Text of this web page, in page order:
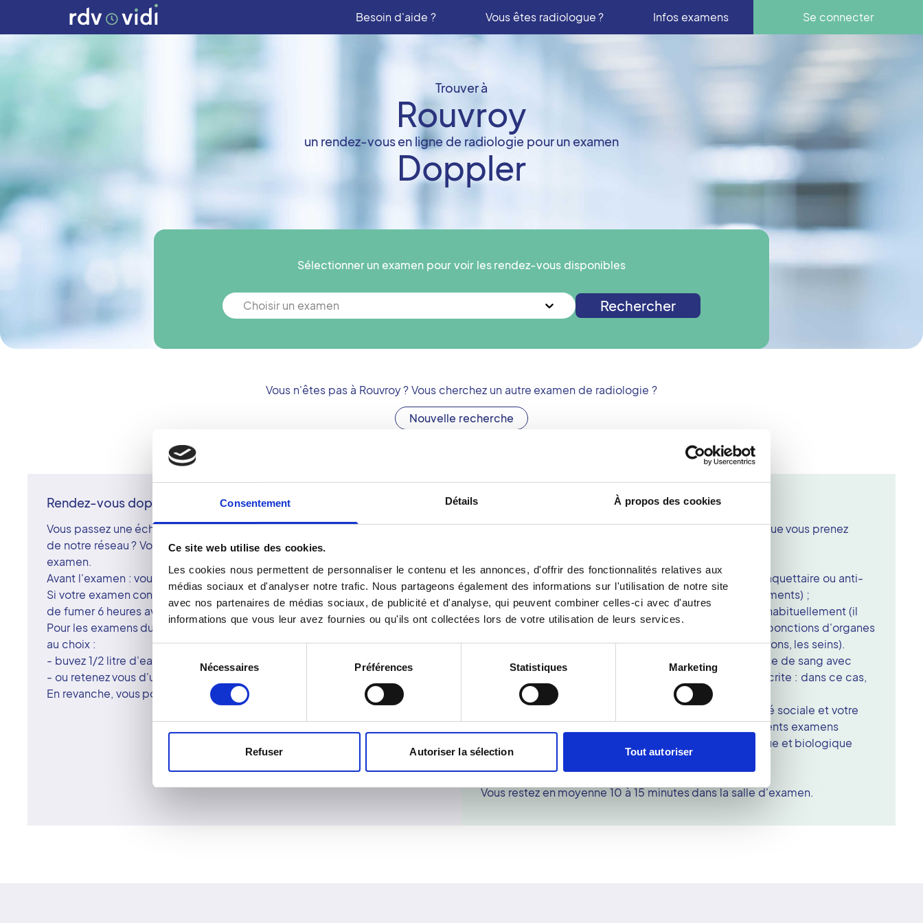
Consentement Détails À propos des cookies
Ce site web utilise des cookies.
Les cookies nous permettent de personnaliser le contenu et les annonces, d'offrir des fonctionnalités relatives aux
médias sociaux et d'analyser notre trafic. Nous partageons également des informations sur l'utilisation de notre site
avec nos partenaires de médias sociaux, de publicité et d'analyse, qui peuvent combiner celles-ci avec d'autres
informations que vous leur avez fournies ou qu'ils ont collectées lors de votre utilisation de leurs services.
consentement
Nécessaires Préférences Statistiques Marketing
Refuser Autoriser la sélection Tout autoriser
Besoin d'aide ? Vous êtes radiologue ? Infos examens Se connecter
Trouver à
Rouvroy
un rendez-vous en ligne de radiologie pour un examen
Doppler
Sélectionner un examen pour voir les rendez-vous disponibles
Choisir un examen Rechercher
Vous n'êtes pas à Rouvroy? Vous cherchez un autre examen de radiologie ?
Nouvelle recherche
Rendez-vous doppler
Vous passez une échographie ou un doppler dans un centre de radiologie
de notre réseau ? Voici les informations utiles pour vous préparer à votre
examen.
Avant l'examen : vous préparer
Si votre examen concerne votre abdomen (ventre), restez à jeun et arrêtez
de fumer 6 heures avant son horaire prévu.
Pour les examens du pelvis (bassin), vous avez le choix entre deux options,
au choix :
- buvez 1/2 litre d'eau une heure avant l'examen ;
- ou retenez vous d'uriner deux heures avant celui-ci.
En revanche, vous pouvez prendre vos médicaments habituels.
Se préparer pour un doppler
En cas de ponction sous contrôle échographique, lorsque vous prenez
- précisez si vous suivez un traitement anti-agrégant plaquettaire ou anti-
coagulant (dans ce cas, indiquez les noms des médicaments) ;
- apportez la liste écrite de tous les médicaments pris habituellement (il
n'est pas nécessaire d'arrêter ces traitements pour les ponctions d'organes
superficiels comme la thyroïde, les tendons et articulations, les seins).
La secrétaire vous précisera la conduite à tenir. Une prise de sang avec
analyse de la coagulation sanguine peut vous être prescrite : dans ce cas,
pensez à apporter les résultats le jour de l'examen.
Avant de venir, pensez à prendre vos papiers de sécurité sociale et votre
ordonnance. Munissez-vous également de vos précédents examens
échographiques et de tout autre document radiologique et biologique
utile.
Pendant l'examen
Vous restez en moyenne 10 à 15 minutes dans la salle d'examen.